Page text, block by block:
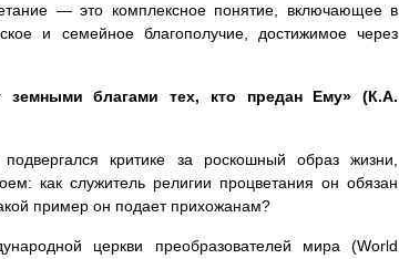
— это комплексное понятие, включающее в
и семейное благополучие, достижимое через
земными благами тех, кто предан Ему» (К.А.
подвергался критике за роскошный образ жизни,
как служитель религии процветания он обязан
пример он подает прихожанам?
церкви преобразователей мира (World